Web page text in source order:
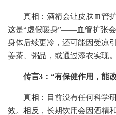
真相：酒精会让皮肤血管
这是“虚假暖身”——血管扩张
身体后续更冷，还可能因受凉
姜茶、粥品，或通过添衣实现。
传言3：“有保健作用，能
真相：目前没有任何科学
效。相反，长期饮用会因酒精